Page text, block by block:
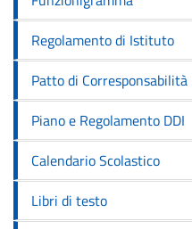
Regolamento di Istituto
Patto di Corresponsabilità
Piano e Regolamento DDI
Calendario Scolastico
Libri di testo